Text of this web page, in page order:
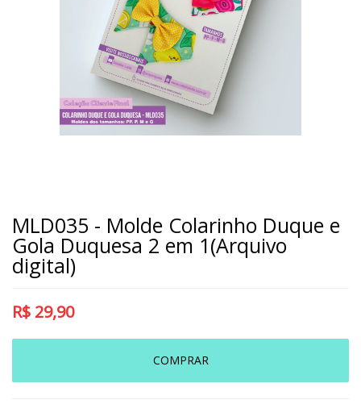
MLD035 - Molde Colarinho Duque e
Gola Duquesa 2 em 1(Arquivo
digital)
R$ 29,90
COMPRAR